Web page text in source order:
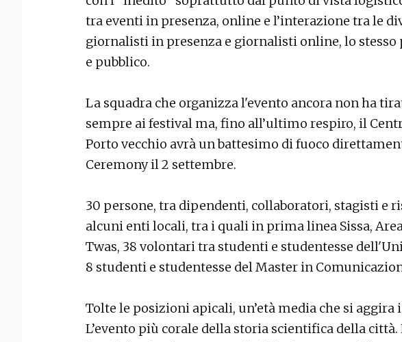
tra eventi in presenza, online e l’interazione tra le
giornalisti in presenza e giornalisti online, lo stesso
e pubblico.
La squadra che organizza l'evento ancora non ha
sempre ai festival ma, fino all’ultimo respiro, il
Porto vecchio avrà un battesimo di fuoco
Ceremony il 2 settembre.
30 persone, tra dipendenti, collaboratori, stagisti e
alcuni enti locali, tra i quali in prima linea Sissa, Area
Twas, 38 volontari tra studenti e studentesse
8 studenti e studentesse del Master in
Tolte le posizioni apicali, un’età media che si aggira
L’evento più corale della storia scientifica della